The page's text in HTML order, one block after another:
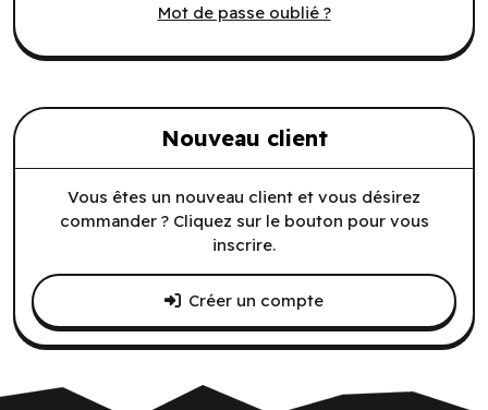
Mot de passe oublié ?
Nouveau client
Vous êtes un nouveau client et vous désirez
commander ? Cliquez sur le bouton pour vous
inscrire.
Créer un compte